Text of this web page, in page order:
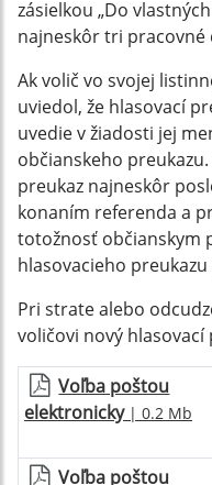
zásielkou „Do
najneskôr tri
Ak volič vo svojej
uviedol, že hlasovací
uvedie v žiadosti jej
občianskeho
preukaz najneskôr
konaním referenda a
totožnosť občianskym
hlasovacieho
Pri strate alebo
voličovi nový hlasovací
Voľba poštou
elektronicky| 0.2 Mb
Voľba poštou